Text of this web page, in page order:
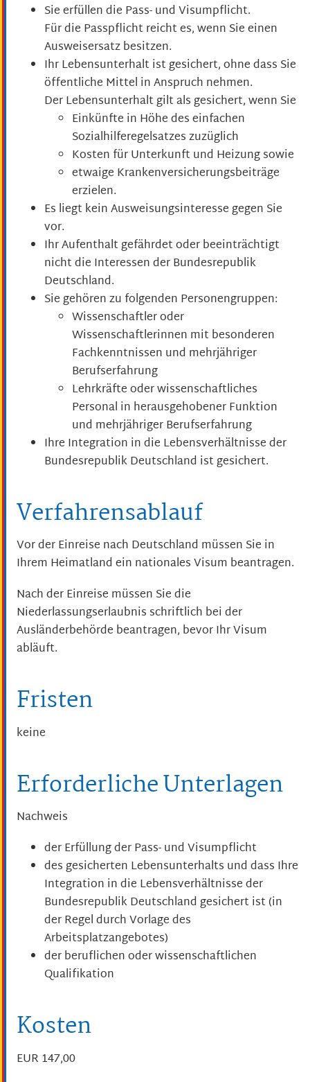
Sie erfüllen die Pass- und Visumpflicht.
Für die Passpflicht reicht es, wenn Sie einen
Ausweisersatz besitzen.
Ihr Lebensunterhalt ist gesichert, ohne dass Sie
öffentliche Mittel in Anspruch nehmen.
Der Lebensunterhalt gilt als gesichert, wenn Sie
Einkünfte in Höhe des einfachen
Sozialhilferegelsatzeszuzüglich
Kosten für Unterkunft und Heizung sowie
etwaige Krankenversicherungsbeiträge
erzielen.
Es liegt kein Ausweisungsinteresse gegen Sie
vor.
Ihr Aufenthalt gefährdet oder beeinträchtigt
nicht die Interessen der Bundesrepublik
Deutschland.
Sie gehören zu folgenden Personengruppen:
Wissenschaftler oder
Wissenschaftlerinnen mit besonderen
Fachkenntnissen und mehrjähriger
Berufserfahrung
Lehrkräfte oder wissenschaftliches
Personal in herausgehobener Funktion
und mehrjähriger Berufserfahrung
Ihre Integration in die Lebensverhältnisse der
Bundesrepublik Deutschland ist gesichert.
Verfahrensablauf
Vor der Einreise nach Deutschland müssen Sie in
Ihrem Heimatland ein nationales Visum beantragen.
Nach der Einreise müssen Sie die
Niederlassungserlaubnis schriftlich bei der
Ausländerbehörde beantragen, bevor Ihr Visum
abläuft.
Fristen
keine
Erforderliche Unterlagen
Nachweis
der Erfüllung der Pass- und Visumpflicht
des gesicherten Lebensunterhalts und dass Ihre
Integration in die Lebensverhältnisse der
Bundesrepublik Deutschland gesichert ist (in
der Regel durch Vorlage des
Arbeitsplatzangebotes)
der beruflichen oder wissenschaftlichen
Qualifikation
Kosten
EUR 147,00